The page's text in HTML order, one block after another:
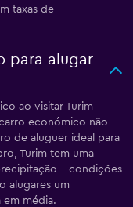
taxas de
para alugar
ao visitar Turim
económico não
de aluguer ideal para
Turim tem uma
- condições
alugares um
em média.